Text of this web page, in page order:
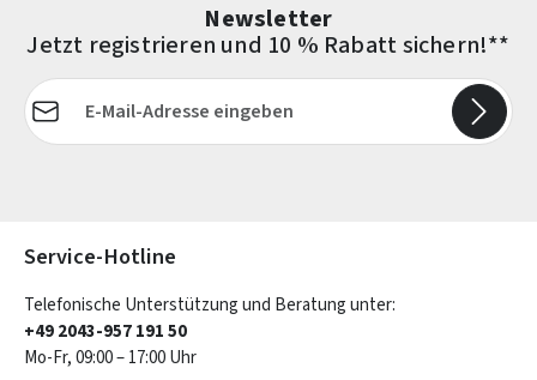
Newsletter
Jetzt registrieren und 10 % Rabatt sichern!**
E-Mail-Adresse*
Service-Hotline
Telefonische Unterstützung und Beratung unter:
+49 2043-957 191 50
Mo-Fr, 09:00 – 17:00 Uhr